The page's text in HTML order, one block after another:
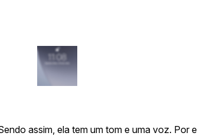
assim, ela tem um tom e uma voz. Por